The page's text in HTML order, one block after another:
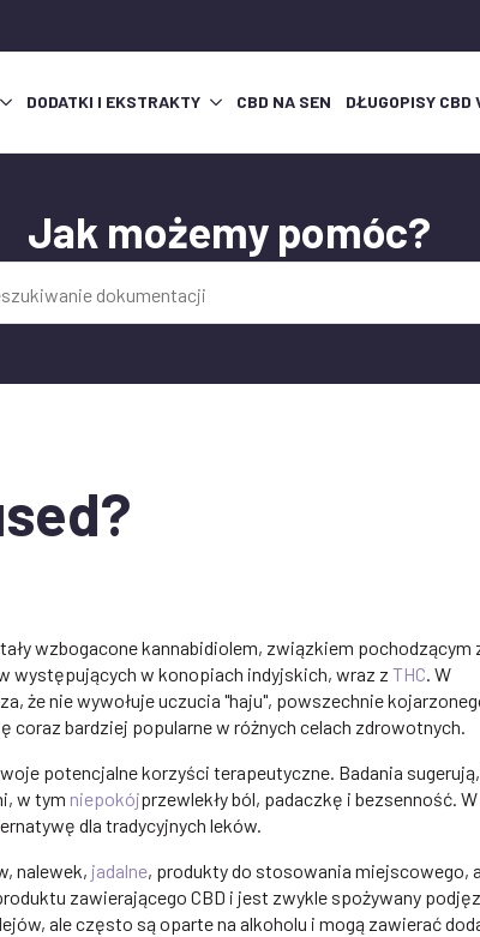
DODATKI I EKSTRAKTY CBD NA SEN DŁUGOPISY CBD
Jak możemy pomóc?
wzbogacone kannabidiolem, związkiem pochodzącym
występujących w konopiach indyjskich, wraz z THC. W
że nie wywołuje uczucia "haju", powszechnie
coraz bardziej popularne w różnych celach zdrowotnych.
potencjalne korzyści terapeutyczne. Badania sugerują,
w tym niepokójprzewlekły ból, padaczkę i bezsenność.
dla tradycyjnych leków.
nalewek, jadalne, produkty do stosowania miejscowego,
zawierającego CBD i jest zwykle spożywany
ale często są oparte na alkoholu i mogą zawierać